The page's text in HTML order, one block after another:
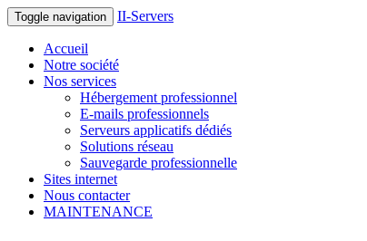
Toggle navigation II-Servers
Accueil
Notre société
Nos services
Hébergement professionnel
E-mails professionnels
Serveurs applicatifs dédiés
Solutions réseau
Sauvegarde professionnelle
Sites internet
Nous contacter
MAINTENANCE